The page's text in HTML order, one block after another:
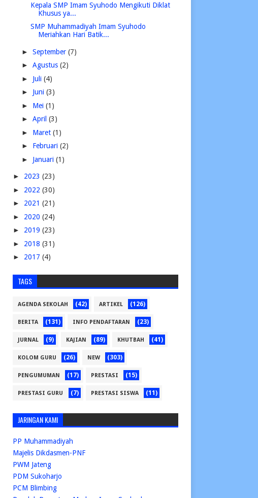
Kepala SMP Imam Syuhodo Mengikuti Diklat
Khusus ya...
SMP Muhammadiyah Imam Syuhodo
Meriahkan Hari Batik...
► September (7)
► Agustus (2)
► Juli (4)
► Juni (3)
► Mei (1)
► April (3)
► Maret (1)
► Februari (2)
► Januari (1)
► 2023 (23)
► 2022 (30)
► 2021 (21)
► 2020 (24)
► 2019 (23)
► 2018 (31)
► 2017 (4)
TAGS
AGENDA SEKOLAH (42) ARTIKEL (126)
BERITA (131) INFO PENDAFTARAN (23)
JURNAL (9) KAJIAN (89) KHUTBAH (41)
KOLOM GURU (26) NEW (303)
PENGUMUMAN (17) PRESTASI (15)
PRESTASI GURU (7) PRESTASI SISWA (11)
JARINGAN KAMI
PP Muhammadiyah
Majelis Dikdasmen-PNF
PWM Jateng
PDM Sukoharjo
PCM Blimbing